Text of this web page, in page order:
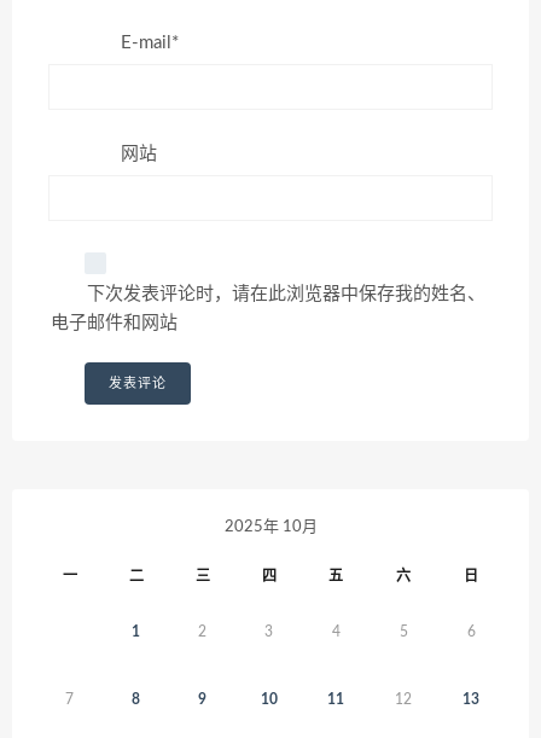
E-mail*
网站
下次发表评论时，请在此浏览器中保存我的姓名、
电子邮件和网站
2025年 10月
一 二 三 四 五 六 日
1 2 3 4 5 6
7 8 9 10 11 12 13